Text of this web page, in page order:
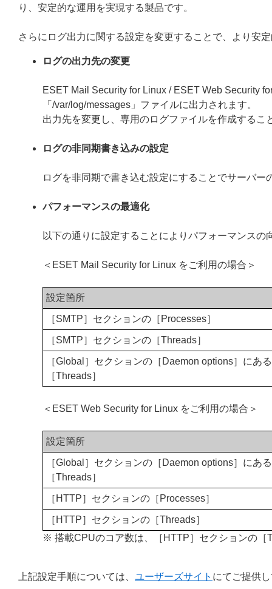
り、安定的な運用を実現する製品です。
さらにログ出力に関する設定を変更することで、より安
ログの出力先の変更
ESET Mail Security for Linux / ESET Web Security
「/var/log/messages」ファイルに出力されます。
出力先を変更し、専用のログファイルを作成するこ
ログの非同期書き込みの設定
ログを非同期で書き込む設定にすることでサーバ
パフォーマンスの最適化
以下の通りに設定することによりパフォーマンスの
＜ESET Mail Security for Linux をご利用の場合＞
設定箇所
［SMTP］セクションの［Processes］
［SMTP］セクションの［Threads］
［Global］セクションの［Daemon options］にある
［Threads］
＜ESET Web Security for Linux をご利用の場合＞
設定箇所
［Global］セクションの［Daemon options］にある
［Threads］
［HTTP］セクションの［Processes］
［HTTP］セクションの［Threads］
※ 搭載CPUのコア数は、［HTTP］セクションの［
上記設定手順については、 ユーザーズサイト にてご提供